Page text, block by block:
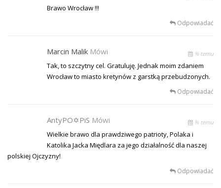
Brawo Wrocław !!!
Odpowiadać
Marcin Malik Mówi % temu
Tak, to szczytny cel. Gratuluję. Jednak moim zdaniem
Wrocław to miasto kretynów z garstką przebudzonych.
Odpowiadać
AntyPO✡PiS Mówi % temu
Wielkie brawo dla prawdziwego patrioty, Polaka i
Katolika Jacka Międlara za jego działalność dla naszej
polskiej Ojczyzny!
Odpowiadać